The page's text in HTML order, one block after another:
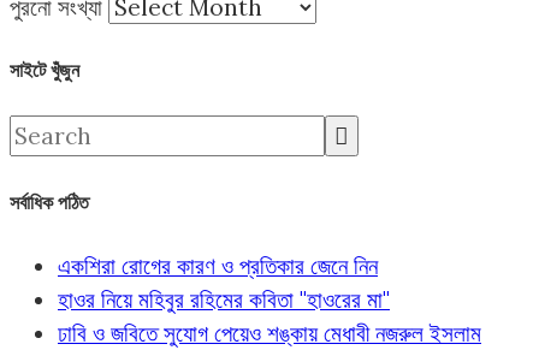
পুরনো সংখ্যা
সাইটে খুঁজুন
সর্বাধিক পঠিত
একশিরা রোগের কারণ ও প্রতিকার জেনে নিন
হাওর নিয়ে মহিবুর রহিমের কবিতা "হাওরের মা"
ঢাবি ও জবিতে সুযোগ পেয়েও শঙ্কায় মেধাবী নজরুল ইসলাম